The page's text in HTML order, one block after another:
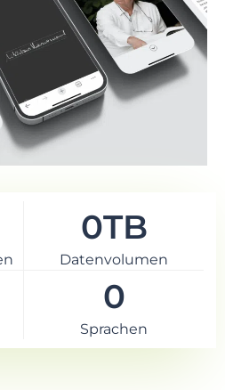
Datenvolumen
0TB
Sprachen
0